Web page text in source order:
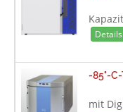
Details
-85°-
mit